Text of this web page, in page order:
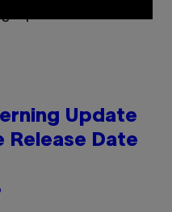
Update
Release Date